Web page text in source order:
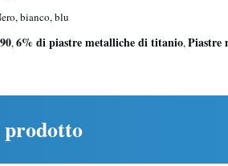
bianco, blu
,6% di piastre metalliche di titanio,Piastre
prodotto